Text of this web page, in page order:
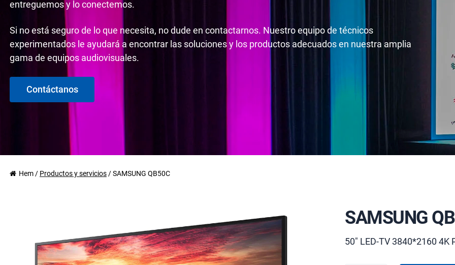
entreguemos y lo conectemos.
Si no está seguro de lo que necesita, no dude en contactarnos. Nuestro equipo de técnicos
experimentados le ayudará a encontrar las soluciones y los productos adecuados en nuestra amplia
gama de equipos audiovisuales.
Contáctanos
Hem / Productos y servicios /SAMSUNG QB50C
SAMSUNG
50" LED-TV 3840*2160 4K